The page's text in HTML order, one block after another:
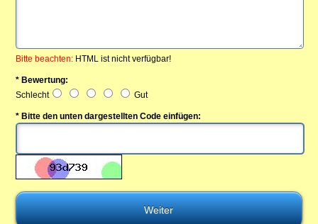
Bitte beachten: HTML ist nicht verfügbar!
* Bewertung:
Schlecht
Gut
* Bitte den unten dargestellten Code einfügen: